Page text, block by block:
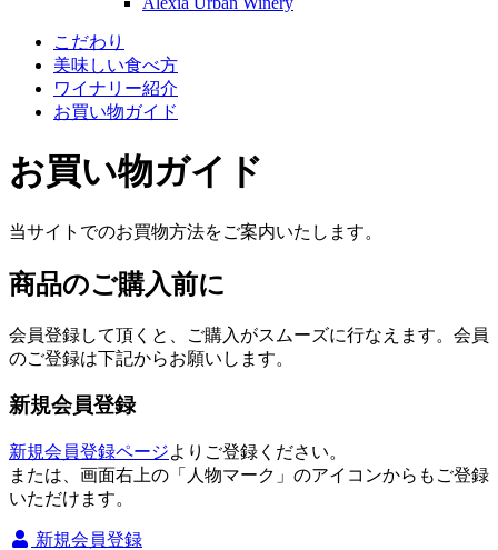
こだわり
美味しい食べ方
ワイナリー紹介
お買い物ガイド
お買い物ガイド
当サイトでのお買物方法をご案内いたします。
商品のご購入前に
会員登録して頂くと、ご購入がスムーズに行なえます。会員
のご登録は下記からお願いします。
新規会員登録
新規会員登録ページよりご登録ください。
または、画面右上の「人物マーク」のアイコンからもご登録
いただけます。
新規会員登録